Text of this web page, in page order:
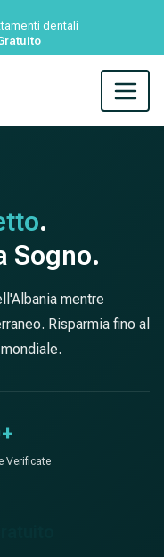
dentali
.
Sogno.
mentre
Risparmia fino al
Verificate